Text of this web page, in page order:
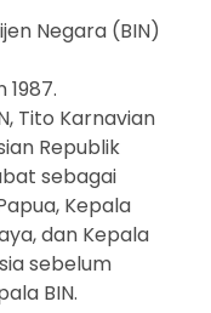
Negara (BIN)
1987.
Tito Karnavian
Republik
sebagai
Kepala
dan Kepala
sebelum
BIN.